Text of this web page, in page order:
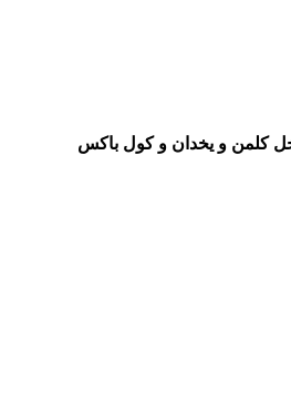
کلمن و یخدان و کول باکس